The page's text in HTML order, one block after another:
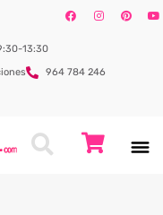
13:30
964 784 246